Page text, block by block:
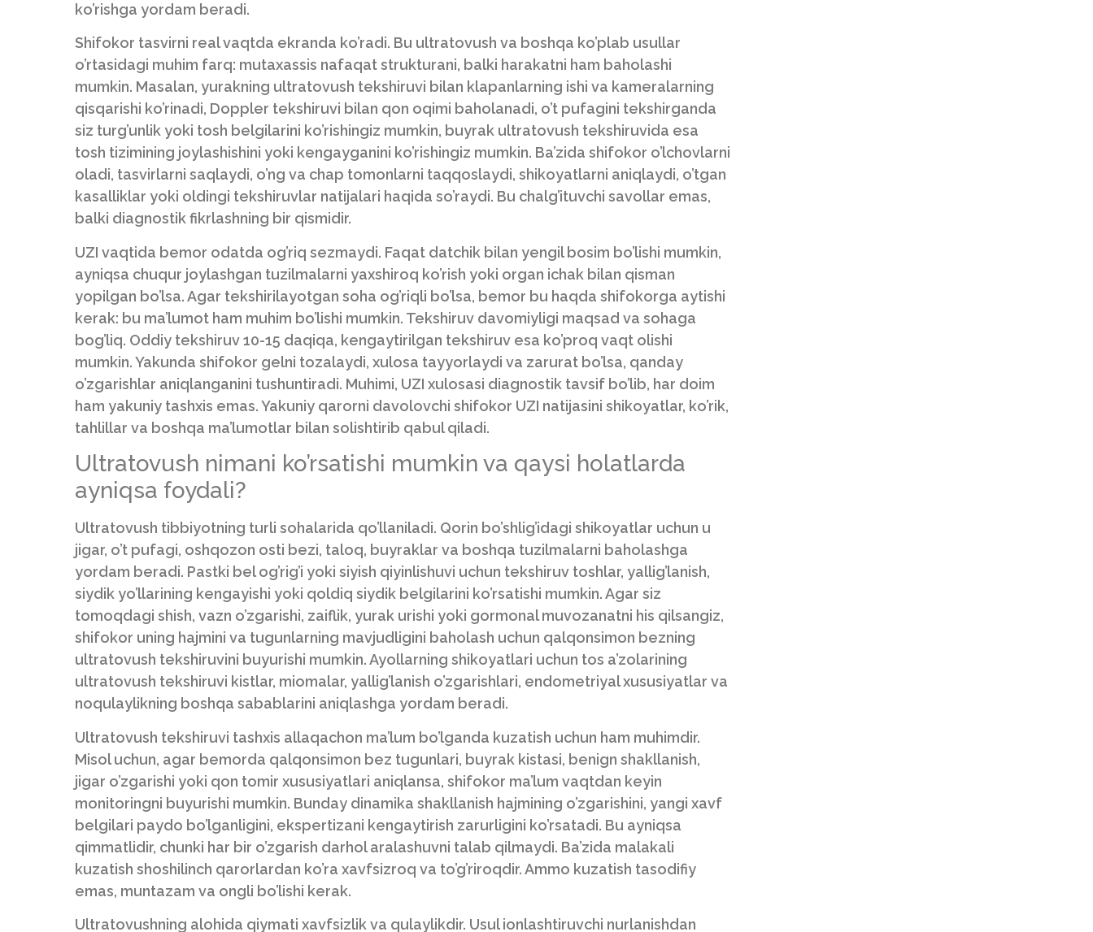
ko’rishga yordam beradi.
Shifokor tasvirni real vaqtda ekranda ko’radi. Bu ultratovush va boshqa ko’plab usullar
o’rtasidagi muhim farq: mutaxassis nafaqat strukturani, balki harakatni ham baholashi
mumkin. Masalan, yurakning ultratovush tekshiruvi bilan klapanlarning ishi va kameralarning
qisqarishi ko’rinadi, Doppler tekshiruvi bilan qon oqimi baholanadi, o’t pufagini tekshirganda
siz turg’unlik yoki tosh belgilarini ko’rishingiz mumkin, buyrak ultratovush tekshiruvida esa
tosh tizimining joylashishini yoki kengayganini ko’rishingiz mumkin. Ba’zida shifokor o’lchovlarni
oladi, tasvirlarni saqlaydi, o’ng va chap tomonlarni taqqoslaydi, shikoyatlarni aniqlaydi, o’tgan
kasalliklar yoki oldingi tekshiruvlar natijalari haqida so’raydi. Bu chalg’ituvchi savollar emas,
balki diagnostik fikrlashning bir qismidir.
UZI vaqtida bemor odatda og’riq sezmaydi. Faqat datchik bilan yengil bosim bo’lishi mumkin,
ayniqsa chuqur joylashgan tuzilmalarni yaxshiroq ko’rish yoki organ ichak bilan qisman
yopilgan bo’lsa. Agar tekshirilayotgan soha og’riqli bo’lsa, bemor bu haqda shifokorga aytishi
kerak: bu ma’lumot ham muhim bo’lishi mumkin. Tekshiruv davomiyligi maqsad va sohaga
bog’liq. Oddiy tekshiruv 10-15 daqiqa, kengaytirilgan tekshiruv esa ko’proq vaqt olishi
mumkin. Yakunda shifokor gelni tozalaydi, xulosa tayyorlaydi va zarurat bo’lsa, qanday
o’zgarishlar aniqlanganini tushuntiradi. Muhimi, UZI xulosasi diagnostik tavsif bo’lib, har doim
ham yakuniy tashxis emas. Yakuniy qarorni davolovchi shifokor UZI natijasini shikoyatlar, ko’rik,
tahlillar va boshqa ma’lumotlar bilan solishtirib qabul qiladi.
Ultratovush nimani ko’rsatishi mumkin va qaysi holatlarda
ayniqsa foydali?
Ultratovush tibbiyotning turli sohalarida qo’llaniladi. Qorin bo’shlig’idagi shikoyatlar uchun u
jigar, o’t pufagi, oshqozon osti bezi, taloq, buyraklar va boshqa tuzilmalarni baholashga
yordam beradi. Pastki bel og’rig’i yoki siyish qiyinlishuvi uchun tekshiruv toshlar, yallig’lanish,
siydik yo’llarining kengayishi yoki qoldiq siydik belgilarini ko’rsatishi mumkin. Agar siz
tomoqdagi shish, vazn o’zgarishi, zaiflik, yurak urishi yoki gormonal muvozanatni his qilsangiz,
shifokor uning hajmini va tugunlarning mavjudligini baholash uchun qalqonsimon bezning
ultratovush tekshiruvini buyurishi mumkin. Ayollarning shikoyatlari uchun tos a’zolarining
ultratovush tekshiruvi kistlar, miomalar, yallig’lanish o’zgarishlari, endometriyal xususiyatlar va
noqulaylikning boshqa sabablarini aniqlashga yordam beradi.
Ultratovush tekshiruvi tashxis allaqachon ma’lum bo’lganda kuzatish uchun ham muhimdir.
Misol uchun, agar bemorda qalqonsimon bez tugunlari, buyrak kistasi, benign shakllanish,
jigar o’zgarishi yoki qon tomir xususiyatlari aniqlansa, shifokor ma’lum vaqtdan keyin
monitoringni buyurishi mumkin. Bunday dinamika shakllanish hajmining o’zgarishini, yangi xavf
belgilari paydo bo’lganligini, ekspertizani kengaytirish zarurligini ko’rsatadi. Bu ayniqsa
qimmatlidir, chunki har bir o’zgarish darhol aralashuvni talab qilmaydi. Ba’zida malakali
kuzatish shoshilinch qarorlardan ko’ra xavfsizroq va to’g’riroqdir. Ammo kuzatish tasodifiy
emas, muntazam va ongli bo’lishi kerak.
Ultratovushning alohida qiymati xavfsizlik va qulaylikdir. Usul ionlashtiruvchi nurlanishdan